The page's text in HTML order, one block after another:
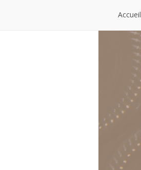
Accueil
Accueil